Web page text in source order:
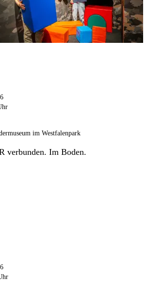
im Westfalenpark
verbunden. Im Boden.